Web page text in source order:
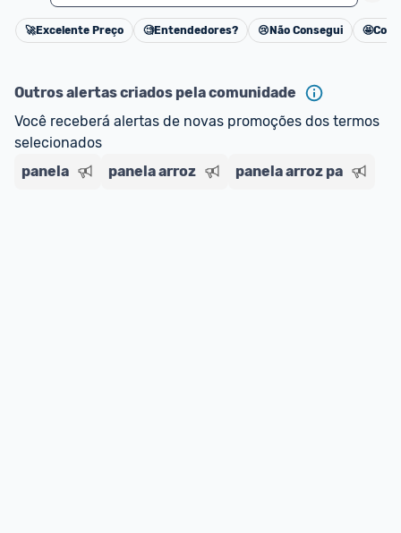
Cancelar
🚀Excelente Preço 🧐Entendedores? 😢Não Consegui 🤩
Outros alertas criados pela comunidade
Você receberá alertas de novas promoções dos termos
selecionados
panela
panela arroz panela arroz pa